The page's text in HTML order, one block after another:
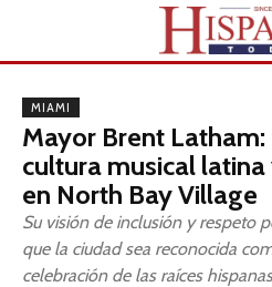
MIAMI
Mayor Brent
cultura musical
en North Bay Village
Su visión de inclusión y respeto
que la ciudad sea reconocida
celebración de las raíces